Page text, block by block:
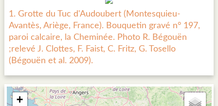
1. Grotte du Tuc d'Audoubert (Montesquieu-
Avantès, Ariège, France). Bouquetin gravé n° 197,
paroi calcaire, la Cheminée. Photo R. Bégouën
;relevé J. Clottes, F. Faist, C. Fritz, G. Tosello
(Bégouën et al. 2009).
+